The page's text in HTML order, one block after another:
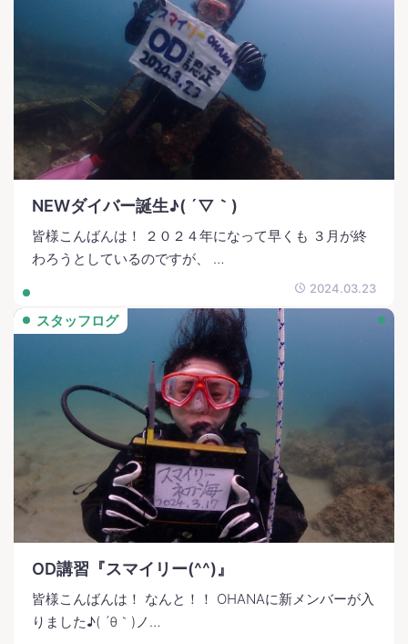
NEWダイバー誕生♪( ´▽｀)
皆様こんばんは！ ２０２４年になって早くも ３月が終
わろうとしているのですが、 …
2024.03.23
スタッフログ
OD講習『スマイリー(^^)』
皆様こんばんは！ なんと！！ OHANAに新メンバーが入
りました♪( ´θ｀)ノ…